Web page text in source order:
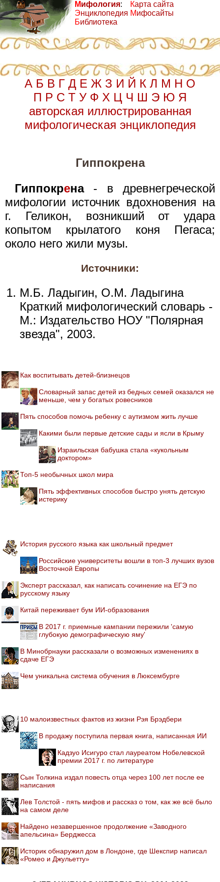
Мифология:
Энциклопедия
Библиотека
Карта сайта
Мифосайты
А Б В Г Д Е Ж З И Й К Л М Н О
П Р С Т У Ф Х Ц Ч Ш Э Ю Я
авторская иллюстрированная
мифологическая энциклопедия
Гиппокрена
Гиппокрена- в древнегреческой
мифологии источник вдохновения на
г. Геликон, возникший от удара
копытом крылатого коня Пегаса;
около него жили музы.
Источники:
М.Б. Ладыгин, О.М. Ладыгина
Краткий мифологический словарь -
М.: Издательство НОУ "Полярная
звезда", 2003.
Как воспитывать детей-близнецов
Словарный запас детей из бедных семей оказался не
меньше, чем у богатых ровесников
Пять способов помочь ребенку с аутизмом жить лучше
Какими были первые детские сады и ясли в Крыму
Израильская бабушка стала «кукольным
доктором»
Топ-5 необычных школ мира
Пять эффективных способов быстро унять детскую
истерику
История русского языка как школьный предмет
Российские университеты вошли в топ-3 лучших вузов
Восточной Европы
Эксперт рассказал, как написать сочинение на ЕГЭ по
русскому языку
Китай переживает бум ИИ-образования
В 2017 г. приемные кампании пережили 'самую
глубокую демографическую яму'
В Минобрнауки рассказали о возможных изменениях в
сдаче ЕГЭ
Чем уникальна система обучения в Люксембурге
10 малоизвестных фактов из жизни Рэя Брэдбери
В продажу поступила первая книга, написанная ИИ
Кадзуо Исигуро стал лауреатом Нобелевской
премии 2017 г. по литературе
Сын Толкина издал повесть отца через 100 лет после ее
написания
Лев Толстой - пять мифов и рассказ о том, как же всё было
на самом деле
Найдено незавершенное продолжение «Заводного
апельсина» Берджесса
Историк обнаружил дом в Лондоне, где Шекспир написал
«Ромео и Джульетту»